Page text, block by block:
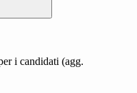
i candidati (agg.